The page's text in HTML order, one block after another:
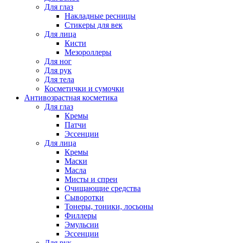
Для глаз
Накладные ресницы
Стикеры для век
Для лица
Кисти
Мезороллеры
Для ног
Для рук
Для тела
Косметички и сумочки
Антивозрастная косметика
Для глаз
Кремы
Патчи
Эссенции
Для лица
Кремы
Маски
Масла
Мисты и спреи
Очищающие средства
Сыворотки
Тонеры, тоники, лосьоны
Филлеры
Эмульсии
Эссенции